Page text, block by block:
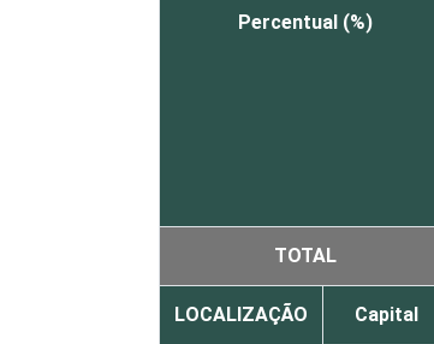
Percentual (%)
TOTAL
LOCALIZAÇÃO Capital